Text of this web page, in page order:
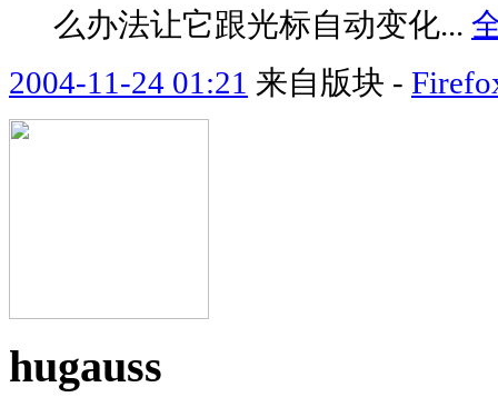
么办法让它跟光标自动变化...
2004-11-24 01:21 来自版块 -
hugauss